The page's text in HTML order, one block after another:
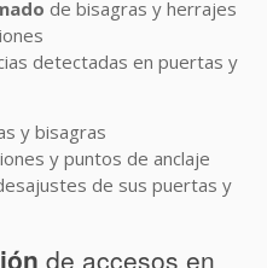
de bisagras y herrajes
detectadas en puertas y
y bisagras
y puntos de anclaje
de sus puertas y
de accesos en